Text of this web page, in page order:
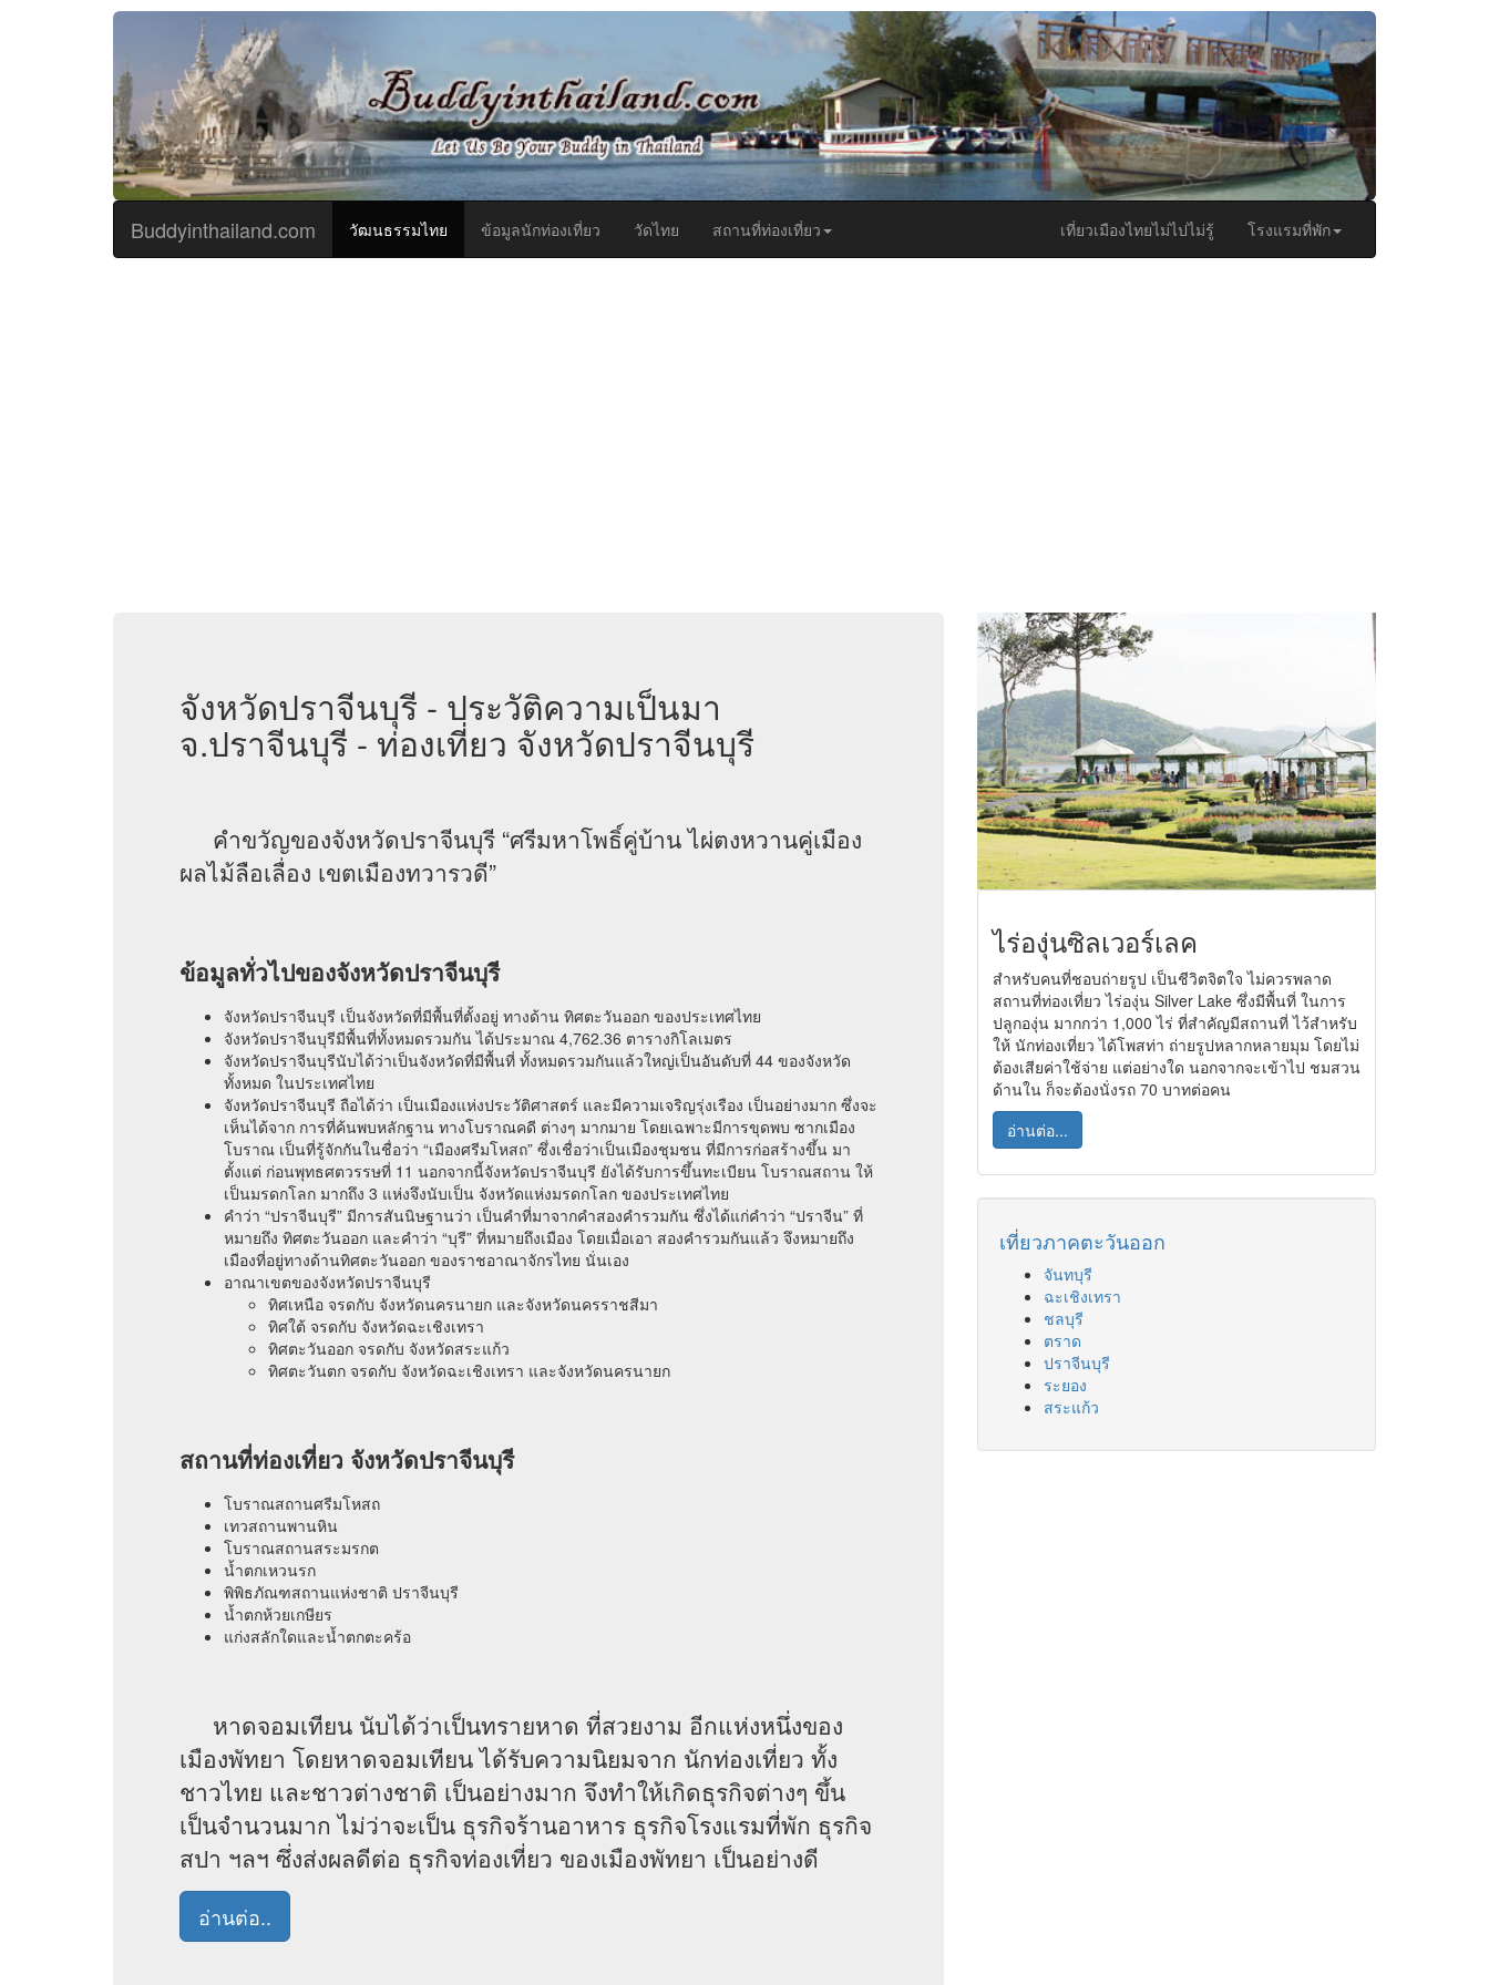
Buddyinthailand.com วัฒนธรรมไทย (current)ข้อมูลนักท่องเที่ยว วัดไทย สถานที่ท่องเที่ยว เที่ยวเมืองไทยไม่ไปไม่รู้ โรงแรมที่พัก
จังหวัดปราจีนบุรี - ประวัติความเป็นมา
จ.ปราจีนบุรี - ท่องเที่ยว จังหวัดปราจีนบุรี
คำขวัญของจังหวัดปราจีนบุรี “ศรีมหาโพธิ์คู่บ้าน ไผ่ตงหวานคู่เมือง
ผลไม้ลือเลื่อง เขตเมืองทวารวดี”
ข้อมูลทั่วไปของจังหวัดปราจีนบุรี
จังหวัดปราจีนบุรี เป็นจังหวัดที่มีพื้นที่ตั้งอยู่ ทางด้าน ทิศตะวันออก ของประเทศไทย
จังหวัดปราจีนบุรีมีพื้นที่ทั้งหมดรวมกัน ได้ประมาณ 4,762.36 ตารางกิโลเมตร
จังหวัดปราจีนบุรีนับได้ว่าเป็นจังหวัดที่มีพื้นที่ ทั้งหมดรวมกันแล้วใหญ่เป็นอันดับที่ 44 ของจังหวัด
ทั้งหมด ในประเทศไทย
จังหวัดปราจีนบุรี ถือได้ว่า เป็นเมืองแห่งประวัติศาสตร์ และมีความเจริญรุ่งเรือง เป็นอย่างมาก ซึ่งจะ
เห็นได้จาก การที่ค้นพบหลักฐาน ทางโบราณคดี ต่างๆ มากมาย โดยเฉพาะมีการขุดพบ ซากเมือง
โบราณ เป็นที่รู้จักกันในชื่อว่า “เมืองศรีมโหสถ” ซึ่งเชื่อว่าเป็นเมืองชุมชน ที่มีการก่อสร้างขึ้น มา
ตั้งแต่ ก่อนพุทธศตวรรษที่ 11 นอกจากนี้จังหวัดปราจีนบุรี ยังได้รับการขึ้นทะเบียน โบราณสถาน ให้
เป็นมรดกโลก มากถึง 3 แห่งจึงนับเป็น จังหวัดแห่งมรดกโลก ของประเทศไทย
คำว่า “ปราจีนบุรี” มีการสันนิษฐานว่า เป็นคำที่มาจากคำสองคำรวมกัน ซึ่งได้แก่คำว่า “ปราจีน” ที่
หมายถึง ทิศตะวันออก และคำว่า “บุรี” ที่หมายถึงเมือง โดยเมื่อเอา สองคำรวมกันแล้ว จึงหมายถึง
เมืองที่อยู่ทางด้านทิศตะวันออก ของราชอาณาจักรไทย นั่นเอง
อาณาเขตของจังหวัดปราจีนบุรี
ทิศเหนือ จรดกับ จังหวัดนครนายก และจังหวัดนครราชสีมา
ทิศใต้ จรดกับ จังหวัดฉะเชิงเทรา
ทิศตะวันออก จรดกับ จังหวัดสระแก้ว
ทิศตะวันตก จรดกับ จังหวัดฉะเชิงเทรา และจังหวัดนครนายก
สถานที่ท่องเที่ยว จังหวัดปราจีนบุรี
โบราณสถานศรีมโหสถ
เทวสถานพานหิน
โบราณสถานสระมรกต
น้ำตกเหวนรก
พิพิธภัณฑสถานแห่งชาติ ปราจีนบุรี
น้ำตกห้วยเกษียร
แก่งสลักใดและน้ำตกตะคร้อ
หาดจอมเทียน นับได้ว่าเป็นทรายหาด ที่สวยงาม อีกแห่งหนึ่งของ
เมืองพัทยา โดยหาดจอมเทียน ได้รับความนิยมจาก นักท่องเที่ยว ทั้ง
ชาวไทย และชาวต่างชาติ เป็นอย่างมาก จึงทำให้เกิดธุรกิจต่างๆ ขึ้น
เป็นจำนวนมาก ไม่ว่าจะเป็น ธุรกิจร้านอาหาร ธุรกิจโรงแรมที่พัก ธุรกิจ
สปา ฯลฯ ซึ่งส่งผลดีต่อ ธุรกิจท่องเที่ยว ของเมืองพัทยา เป็นอย่างดี
อ่านต่อ..
ไร่องุ่นซิลเวอร์เลค
สำหรับคนที่ชอบถ่ายรูป เป็นชีวิตจิตใจ ไม่ควรพลาด
สถานที่ท่องเที่ยว ไร่องุ่น Silver Lake ซึ่งมีพื้นที่ ในการ
ปลูกองุ่น มากกว่า 1,000 ไร่ ที่สำคัญมีสถานที่ ไว้สำหรับ
ให้ นักท่องเที่ยว ได้โพสท่า ถ่ายรูปหลากหลายมุม โดยไม่
ต้องเสียค่าใช้จ่าย แต่อย่างใด นอกจากจะเข้าไป ชมสวน
ด้านใน ก็จะต้องนั่งรถ 70 บาทต่อคน
อ่านต่อ...
เที่ยวภาคตะวันออก
จันทบุรี
ฉะเชิงเทรา
ชลบุรี
ตราด
ปราจีนบุรี
ระยอง
สระแก้ว